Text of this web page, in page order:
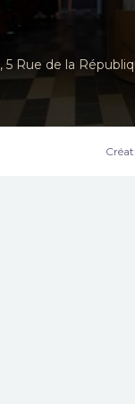
5 Rue de la